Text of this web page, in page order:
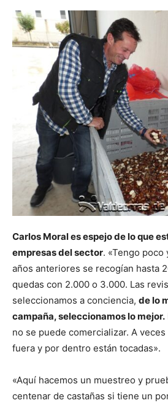
Carlos Moral es espejo de lo que
empresas del sector. «Tengo poco
años anteriores se recogían hasta
quedas con 2.000 o 3.000. Las
seleccionamos a conciencia, de lo
campaña, seleccionamos lo mejor.
no se puede comercializar. A
fuera y por dentro están tocadas».
«Aquí hacemos un muestreo y
centenar de castañas si tiene un